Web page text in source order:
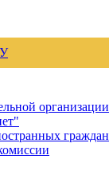
организации
граждан